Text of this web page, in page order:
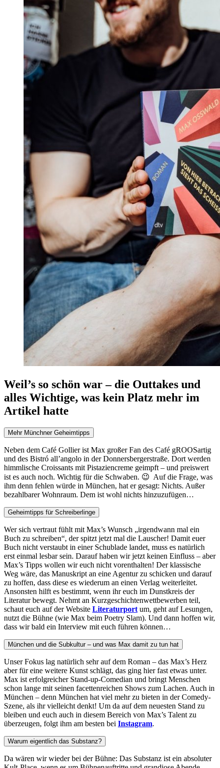
Weil’s so schön war – die Outtakes und
alles Wichtige, was kein Platz mehr im
Artikel hatte
Mehr Münchner Geheimtipps
Neben dem Café Gollier ist Max großer Fan des Café gROOSartig
und des Bistró all’angolo in der Donnersbergerstraße. Dort werden
himmlische Croissants mit Pistaziencreme geimpft – und preiswert
ist es auch noch. Wichtig für die Schwaben. 😉 Auf die Frage, was
ihm denn fehlen würde in München, hat er gesagt: Nichts. Außer
bezahlbarer Wohnraum. Dem ist wohl nichts hinzuzufügen…
Geheimtipps für Schreiberlinge
Wer sich vertraut fühlt mit Max’s Wunsch „irgendwann mal ein
Buch zu schreiben“, der spitzt jetzt mal die Lauscher! Damit euer
Buch nicht verstaubt in einer Schublade landet, muss es natürlich
erst einmal lesbar sein. Darauf haben wir jetzt keinen Einfluss – aber
Max’s Tipps wollen wir euch nicht vorenthalten! Der klassische
Weg wäre, das Manuskript an eine Agentur zu schicken und darauf
zu hoffen, dass diese es wiederum an einen Verlag weiterleitet.
Ansonsten hilft es bestimmt, wenn ihr euch im Dunstkreis der
Literatur bewegt. Nehmt an Kurzgeschichtenwettbewerben teil,
schaut euch auf der Website Literaturport um, geht auf Lesungen,
nutzt die Bühne (wie Max beim Poetry Slam). Und dann hoffen wir,
dass wir bald ein Interview mit euch führen können…
München und die Subkultur – und was Max damit zu tun hat
Unser Fokus lag natürlich sehr auf dem Roman – das Max’s Herz
aber für eine weitere Kunst schlägt, das ging hier fast etwas unter.
Max ist erfolgreicher Stand-up-Comedian und bringt Menschen
schon lange mit seinen facettenreichen Shows zum Lachen. Auch in
München – denn München hat viel mehr zu bieten in der Comedy-
Szene, als ihr vielleicht denkt! Um da auf dem neuesten Stand zu
bleiben und euch auch in diesem Bereich von Max’s Talent zu
überzeugen, folgt ihm am besten bei Instagram.
Warum eigentlich das Substanz?
Da wären wir wieder bei der Bühne: Das Substanz ist ein absoluter